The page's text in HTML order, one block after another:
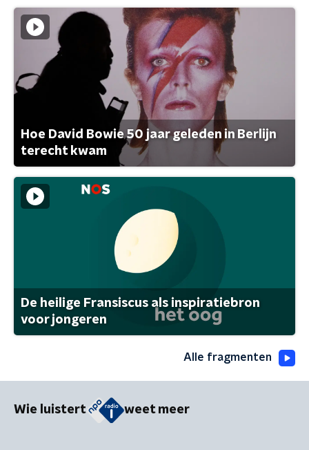
Hoe David Bowie 50 jaar geleden in Berlijn
terecht kwam
De heilige Fransiscus als inspiratiebron
voor jongeren
Alle fragmenten
Wie luistert weet meer